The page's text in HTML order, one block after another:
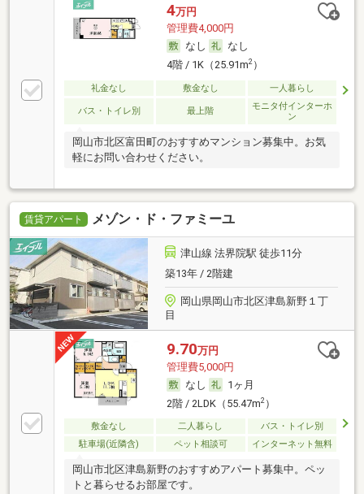
4万円
管理費4,000円
なし
なし
4階 / 1K（25.91m2）
礼金なし 敷金なし 一人暮らし
バス・トイレ別 最上階
モニタ付インターホ
ン
岡山市北区富田町のおすすめマンション募集中。お気
軽にお問い合わせください。
賃貸アパート メゾン・ド・ファミーユ
津山線 法界院駅 徒歩11分
築13年 / 2階建
岡山県岡山市北区津島新野１丁
目
9.70万円
管理費5,000円
なし
1ヶ月
2階 / 2LDK（55.47m2）
敷金なし 二人暮らし
バス・トイレ別
駐車場(近隣含)
ペット相談可 インターネット無料
岡山市北区津島新野のおすすめアパート募集中。ペッ
トと暮らせるお部屋です。